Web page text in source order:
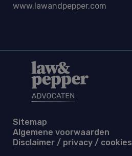
www.lawandpepper.com
Sitemap
Algemene voorwaarden
Disclaimer / privacy / cookies